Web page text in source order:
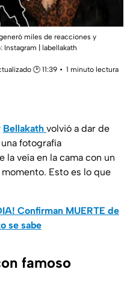
miles de reacciones y
| labellakath
🕑 11:39
1 minuto lectura
Bellakath volvió a dar de
fotografía
la veía en la cama con un
Esto es lo que
Confirman MUERTE de
se sabe
famoso